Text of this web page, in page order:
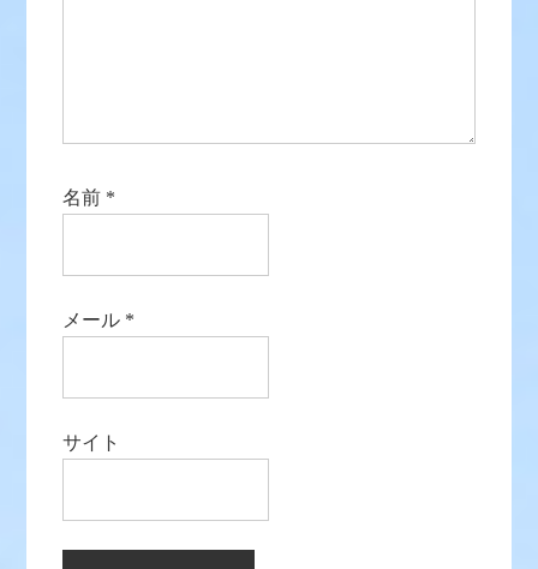
名前 *
メール *
サイト